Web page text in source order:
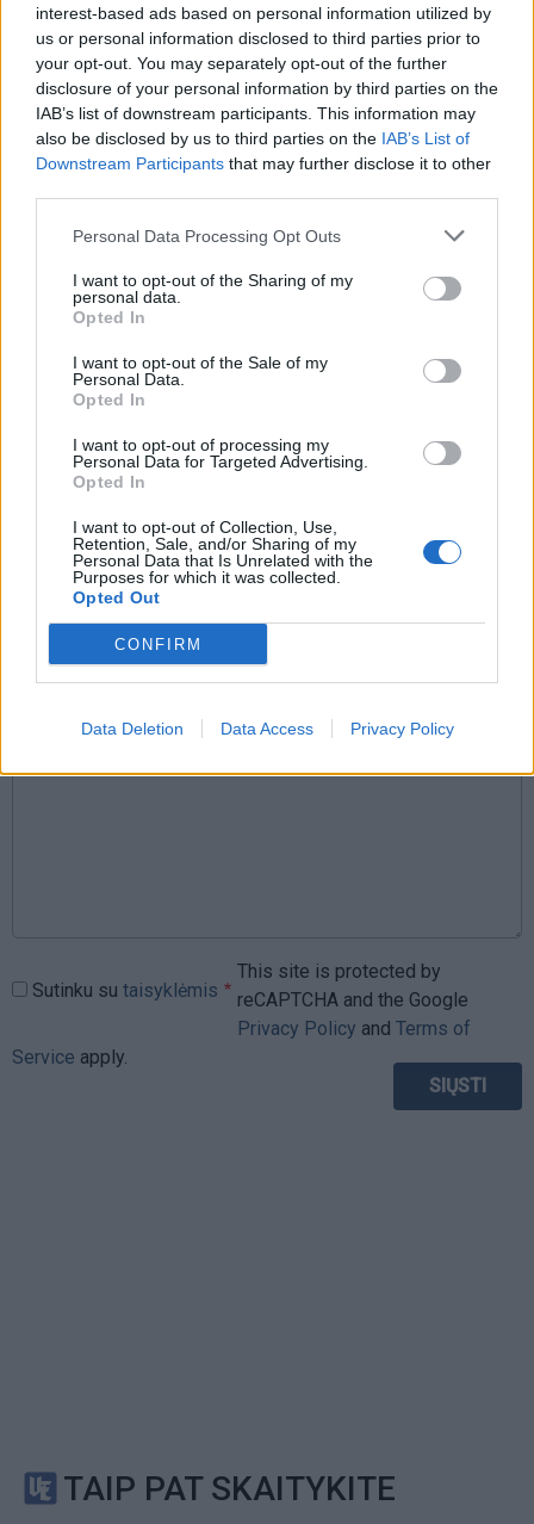
interest-based ads based on personal information utilized by
us or personal information disclosed to third parties prior to
your opt-out. You may separately opt-out of the further
disclosure of your personal information by third parties on the
IAB’s list of downstream participants. This information may
also be disclosed by us to third parties on the IAB’s List of
Downstream Participants that may further disclose it to other
Personal Data Processing Opt Outs
I want to opt-out of the Sharing of my
personal data.
Opted In
I want to opt-out of the Sale of my
Personal Data.
Opted In
I want to opt-out of processing my
Personal Data for Targeted Advertising.
Opted In
I want to opt-out of Collection, Use,
Retention, Sale, and/or Sharing of my
Personal Data that Is Unrelated with the
Purposes for which it was collected.
Opted Out
CONFIRM
Data Deletion Data Access Privacy Policy
Padegėjas į kiemą tyliai įsliūkino
naktį: tamsą nušvietė pastatą
apėmusi liepsna
Plaukai mažiau riebaluosis: į
šampūną tereikia įberti vieną
Raktažodžiai fausta marija leščiauskaitė
Komentarai
Rašyti komentarą
Jūsų vardas
Komentaras
Sutinku su taisyklėmis
This site is protected by
reCAPTCHA and the Google
Privacy Policy and Terms of
Service apply.
TAIP PAT SKAITYKITE